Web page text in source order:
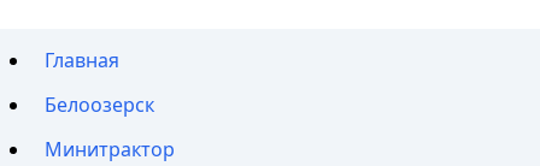
Главная
Белоозерск
Минитрактор